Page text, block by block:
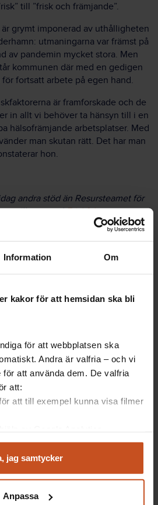
Information Om
kakor för att hemsidan ska bli
för att webbplatsen ska
Andra är valfria – och vi
att använda dem. De valfria
att:
att till exempel kunna visa filmer
kunna visa riktad information
ditt godkännande genom att
jag samtycker
Anpassa
till ”frisk och främjande”.
är grymt imponerad av uthålligheten
utmaningarna var främst på
av pandemin mycket stora. Men
kommunen där med en gedigen
för fortsatt arbete på egen hand.
är framforskade och de
in allt vi behöver ta hänsyn till i en
hälsofrämjande arbetsplatser. Med
man skutan rätt. Det har man
hon.
andra stöd än Resursteamet för
till exempelFriskfaktorsteget.
verktyget
Friskfaktorlabbet.
Friskfaktor
– se mer i faktarutan
en digital programserie som ger
friskfaktorer hos er.
till chefer, skyddsombud,
företag. Innehållet passar
bekant med friskfaktorer och